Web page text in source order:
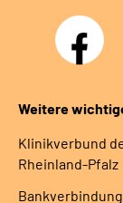
Facebook
Weitere
Klinikverbund
Rheinland-Pfalz
Bankverbindung